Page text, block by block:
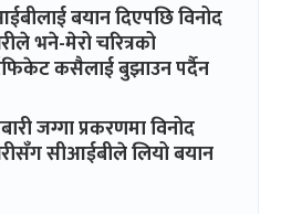
बयान दिएपछि विनोद
भने-मेरो चरित्रको
कसैलाई बुझाउन पर्दैन
जग्गा प्रकरणमा विनोद
सीआईबीले लियो बयान